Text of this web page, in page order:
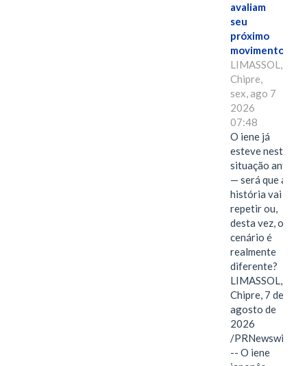
avaliam
seu
próximo
movimento.
LIMASSOL,
Chipre,
sex, ago 7
2026
07:48
O iene já
esteve nesta
situação antes
— será que a
história vai se
repetir ou,
desta vez, o
cenário é
realmente
diferente?
LIMASSOL,
Chipre, 7 de
agosto de
2026
/PRNewswire/
-- O iene